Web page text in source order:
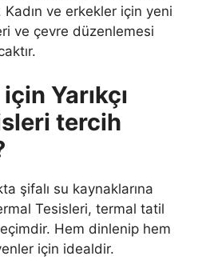
ve erkekler için yeni
ve çevre düzenlemesi
Yarıkçı
tercih
şifalı su kaynaklarına
Tesisleri, termal tatil
Hem dinlenip hem
için idealdir.